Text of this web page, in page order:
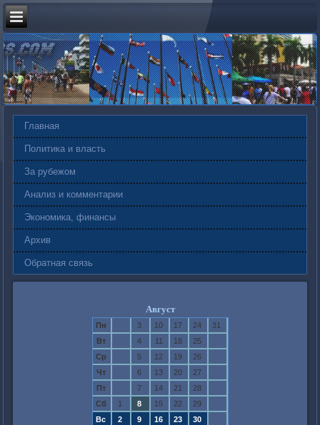
Главная
Политика и власть
За рубежом
Анализ и комментарии
Экономика, финансы
Архив
Обратная связь
Август
Пн 3 10 17 24
31
Вт
4 11 18
25
Ср
5 12 19
26
Чт
6 13 20
27
Пт
7 14 21
28
Сб
1 8 15 22
29
Вс
2 9 16 23 30